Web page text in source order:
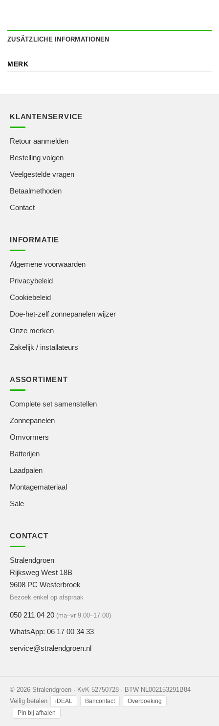
ZUSÄTZLICHE INFORMATIONEN
MERK
KLANTENSERVICE
Retour aanmelden
Bestelling volgen
Veelgestelde vragen
Betaalmethoden
Contact
INFORMATIE
Algemene voorwaarden
Privacybeleid
Cookiebeleid
Doe-het-zelf zonnepanelen wijzer
Onze merken
Zakelijk / installateurs
ASSORTIMENT
Complete set samenstellen
Zonnepanelen
Omvormers
Batterijen
Laadpalen
Montagemateriaal
Sale
CONTACT
Stralendgroen
Rijksweg West 18B
9608 PC Westerbroek
Bezoek enkel op afspraak
050 211 04 20 (ma–vr 9.00–17.00)
WhatsApp: 06 17 00 34 33
service@stralendgroen.nl
© 2026 Stralendgroen · KvK 52750728 · BTW NL002153291B84
Veilig betalen
iDEAL Bancontact
Overboeking
Pin bij afhalen